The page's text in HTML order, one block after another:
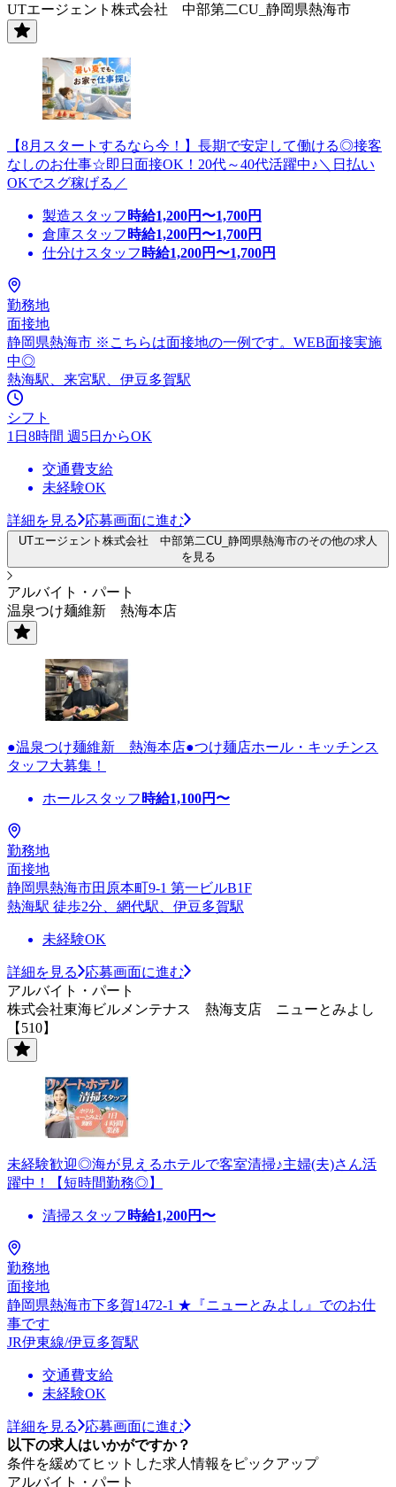
UTエージェント株式会社 中部第二CU_静岡県熱海市
【8月スタートするなら今！】長期で安定して働ける◎接客
なしのお仕事☆即日面接OK！20代～40代活躍中♪＼日払い
OKでスグ稼げる／
製造スタッフ 時給1,200円〜1,700円
倉庫スタッフ 時給1,200円〜1,700円
仕分けスタッフ 時給1,200円〜1,700円
勤務地
面接地
静岡県熱海市 ※こちらは面接地の一例です。WEB面接実施
中◎
熱海駅、来宮駅、伊豆多賀駅
シフト
1日8時間 週5日からOK
交通費支給
未経験OK
詳細を見る 応募画面に進む
UTエージェント株式会社 中部第二CU_静岡県熱海市のその他の求人
を見る
アルバイト・パート
温泉つけ麺維新 熱海本店
●温泉つけ麺維新 熱海本店●つけ麺店ホール・キッチンス
タッフ大募集！
ホールスタッフ 時給1,100円〜
勤務地
面接地
静岡県熱海市田原本町9-1 第一ビルB1F
熱海駅 徒歩2分、網代駅、伊豆多賀駅
未経験OK
詳細を見る
応募画面に進む
アルバイト・パート
株式会社東海ビルメンテナス 熱海支店 ニューとみよし
【510】
未経験歓迎◎海が見えるホテルで客室清掃♪主婦(夫)さん活
躍中！【短時間勤務◎】
清掃スタッフ 時給1,200円〜
勤務地
面接地
静岡県熱海市下多賀1472-1 ★『ニューとみよし』でのお仕
事です
JR伊東線/伊豆多賀駅
交通費支給
未経験OK
詳細を見る
応募画面に進む
以下の求人はいかがですか？
条件を緩めてヒットした求人情報をピックアップ
アルバイト・パート